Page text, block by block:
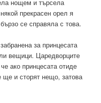
нощем и търсела
прекрасен орел я
се справяла с това.
за принцесата
вещици. Царедворците
ако принцесата отиде
ще и сторят нещо, затова